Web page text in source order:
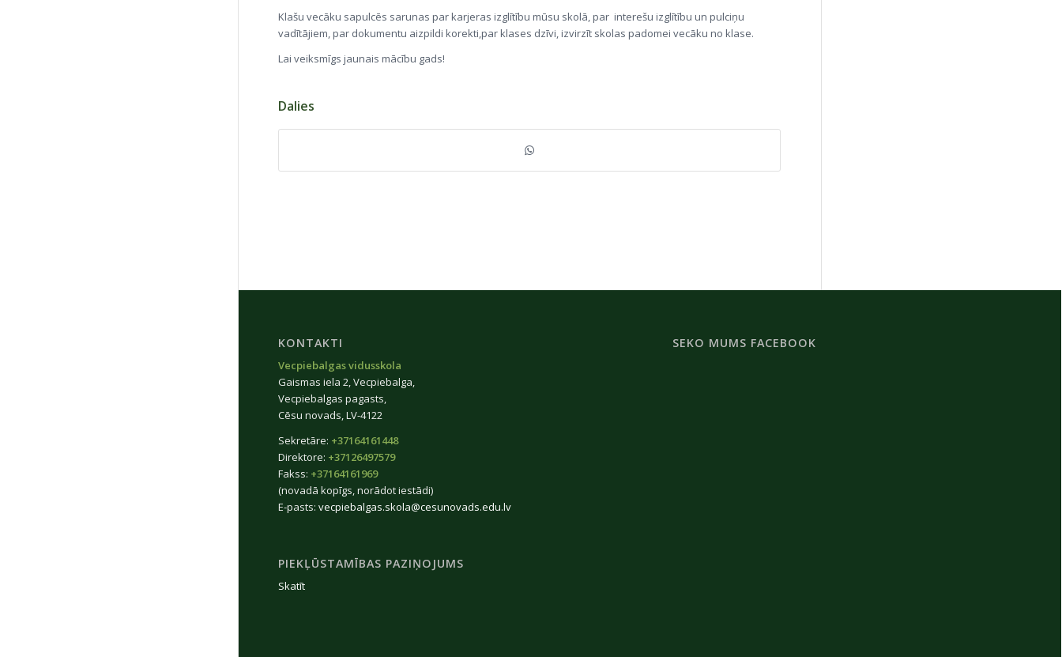
Klašu vecāku sapulcēs sarunas par karjeras izglītību mūsu skolā, par interešu izglītību un pulciņu
vadītājiem, par dokumentu aizpildi korekti,par klases dzīvi, izvirzīt skolas padomei vecāku no klase.
Lai veiksmīgs jaunais mācību gads!
Dalies
KONTAKTI
Vecpiebalgas vidusskola
Gaismas iela 2, Vecpiebalga,
Vecpiebalgas pagasts,
Cēsu novads, LV-4122
Sekretāre: +37164161448
Direktore: +37126497579
Fakss: +37164161969
(novadā kopīgs, norādot iestādi)
E-pasts: vecpiebalgas.skola@cesunovads.edu.lv
PIEKĻŪSTAMĪBAS PAZIŅOJUMS
Skatīt
SEKO MUMS FACEBOOK